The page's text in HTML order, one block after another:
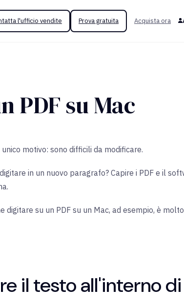
l'ufficio vendite Prova gratuita Acquista ora
PDF su Mac
motivo: sono difficili da modificare.
in un nuovo paragrafo? Capire i PDF e il
su un PDF su un Mac, ad esempio, è
il testo all'interno di